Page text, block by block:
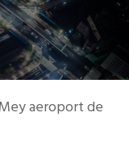
aeroport de